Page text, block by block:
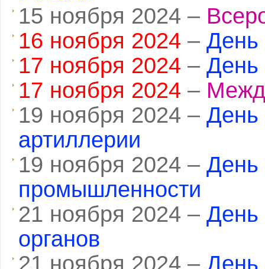
15 ноября 2024 –
16 ноября 2024 – День
17 ноября 2024 – День
17 ноября 2024 –
19 ноября 2024 – День
артиллерии
19 ноября 2024 – День
промышленности
21 ноября 2024 – День
органов
21 ноября 2024 – День